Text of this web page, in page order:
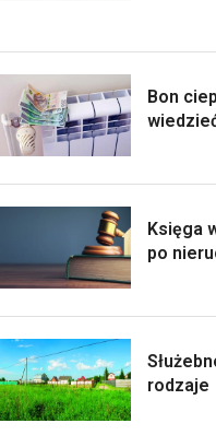
Bon
Księga
po
rodzaje